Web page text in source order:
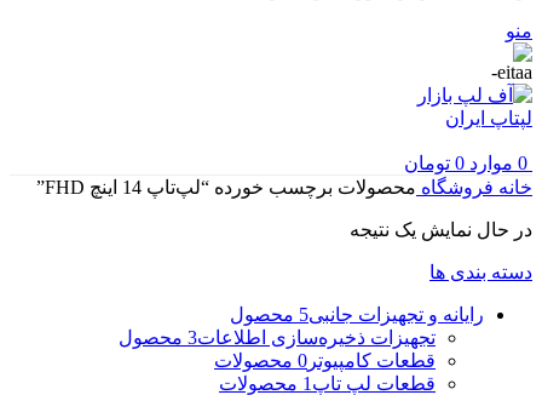
منو
0 موارد 0 تومان
خانه فروشگاه محصولات برچسب خورده “لپ‌تاپ 14 اینچ FHD”
در حال نمایش یک نتیجه
دسته بندی ها
رایانه و تجهیزات جانبی5 محصول
تجهیزات ذخیره‌سازی اطلاعات3 محصول
قطعات کامپیوتر 0 محصولات
قطعات لپ تاپ 1 محصولات